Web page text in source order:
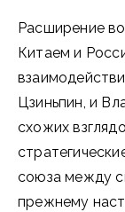
Расширение
Китаем и
Цзиньпин, и
схожих
союза между
прежнему